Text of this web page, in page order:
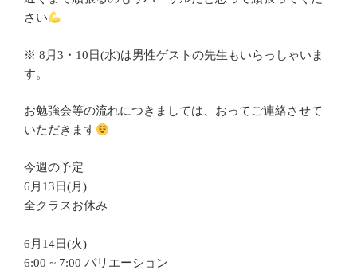
さい
※ 8月3・10日(水)は男性ゲストの先生もいらっしゃいま
す。
お勉強会等の流れにつきましては、おってご連絡させて
いただきます
今週の予定
6月13日(月)
全クラスお休み
6月14日(火)
6:00 ~ 7:00 バリエーション